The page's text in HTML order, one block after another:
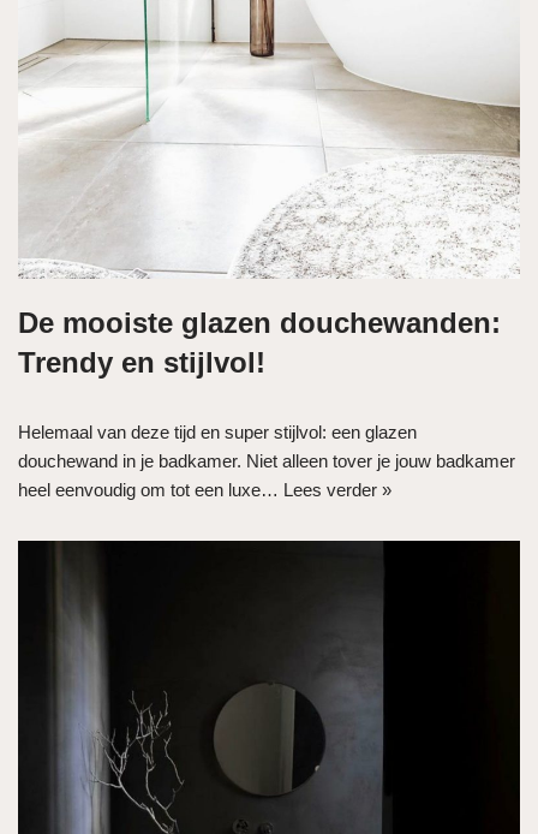
De mooiste glazen douchewanden:
Trendy en stijlvol!
Helemaal van deze tijd en super stijlvol: een glazen
douchewand in je badkamer. Niet alleen tover je jouw badkamer
heel eenvoudig om tot een luxe… Lees verder »